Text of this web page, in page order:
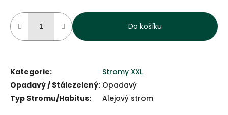
Do košíku
Kategorie:
Stromy XXL
Opadavý / Stálezelený: Opadavý
Typ Stromu/Habitus: Alejový strom